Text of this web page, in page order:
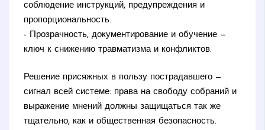
соблюдение инструкций, предупреждения и
пропорциональность.
- Прозрачность, документирование и обучение —
ключ к снижению травматизма и конфликтов.
Решение присяжных в пользу пострадавшего —
сигнал всей системе: права на свободу собраний и
выражение мнений должны защищаться так же
тщательно, как и общественная безопасность.